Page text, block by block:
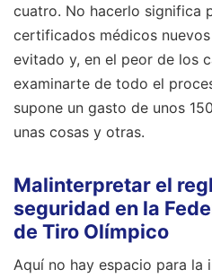
cuatro. No hacerlo significa
certificados médicos
evitado y, en el peor de los
examinarte de todo el
supone un gasto de unos
unas cosas y otras.
Malinterpretar el
seguridad en la
de Tiro Olímpico
Aquí no hay espacio para la